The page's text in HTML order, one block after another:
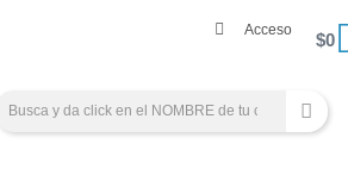
Acceso $0